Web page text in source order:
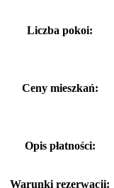
Liczba pokoi:
Ceny mieszkań:
Opis płatności:
Warunki rezerwacji: